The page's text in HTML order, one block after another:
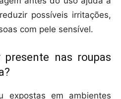
possíveis irritações,
com pele sensível.
nas roupas
expostas em ambientes